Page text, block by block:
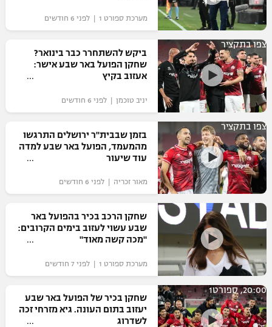
לוח דרושים – ג'ובנט
תגיות
המגזין
מערכת ספורט 1 | לפני 6 חודשים
צפו בתקציר
ביקש להשתחרר כבר בינואר?
שחקן הפועל באר שבע אישר:
אעזוב בקיץ
יניב טוכמן | לפני 6 חודשים
צפו בתקציר
בזמן שבבית"ר ירושלים התרגשו
מהמעמד, הפועל באר שבע למדה
עוד שיעור
מאור זכריה | לפני 6 חודשים
שחקן הרכב בכיר בהפועל באר
שבע עשוי לעזוב בימים הקרובים:
"מכה קשה מאוד"
מערכת ספורט 1 | לפני 7 חודשים
20:00, ספורט1
שחקן בכיר של הפועל באר שבע
יעזוב בתום העונה. גיא מזרחי זכה
לשדרוג